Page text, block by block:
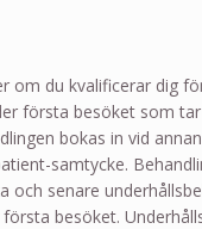
om du kvalificerar dig
första besöket som
bokas in vid
samtycke.
och senare
besöket.